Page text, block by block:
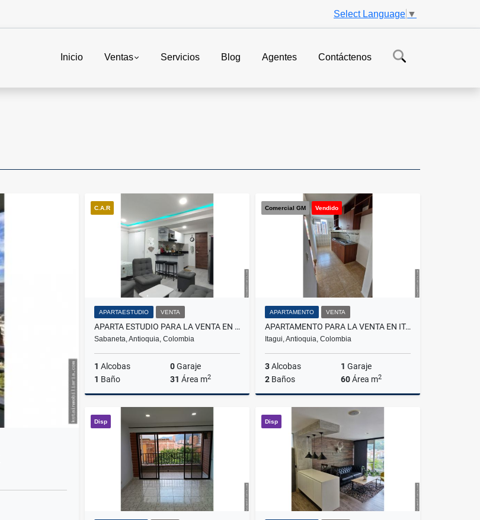
Select Language ▼
Inicio Ventas Servicios Blog Agentes Contáctenos
C.A.R
APARTAESTUDIO VENTA
APARTA ESTUDIO PARA LA VENTA EN SABANETA PAN DE AZUCAR
Sabaneta, Antioquia, Colombia
1 Alcobas 0Garaje
1 Baño 31 Área m2
$220.000.000
Comercial GM Vendido
APARTAMENTO VENTA
APARTAMENTO PARA LA VENTA EN ITAGÜÍ VIVIENDAS DE SUR
Itagui, Antioquia, Colombia
3Alcobas 1 Garaje
2 Baños 60Área m2
$380.000.000
Disp Disp